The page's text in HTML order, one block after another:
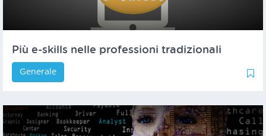
Più e-skills nelle professioni tradizionali
0
1
Generale